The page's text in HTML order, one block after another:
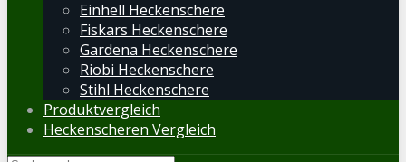
Einhell Heckenschere
Fiskars Heckenschere
Gardena Heckenschere
Riobi Heckenschere
Stihl Heckenschere
Produktvergleich
Heckenscheren Vergleich